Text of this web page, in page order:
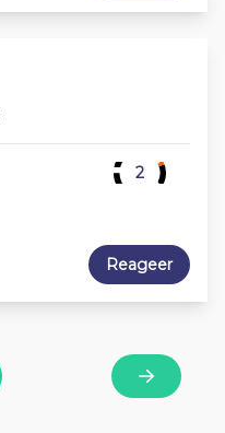
2
Reageer
Next